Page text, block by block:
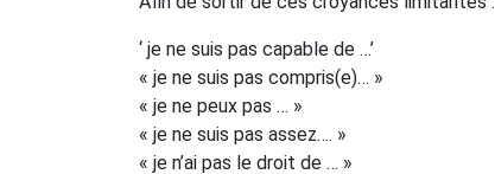
‘ je ne suis pas capable de …’
« je ne suis pas compris(e)… »
« je ne peux pas … »
« je ne suis pas assez…. »
« je n’ai pas le droit de … »